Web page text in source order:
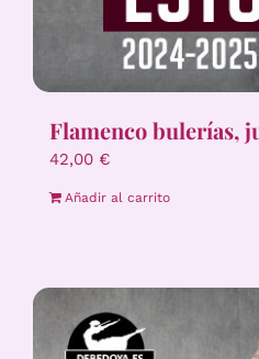
Flamenco bulerías,
42,00 €
Añadir al carrito